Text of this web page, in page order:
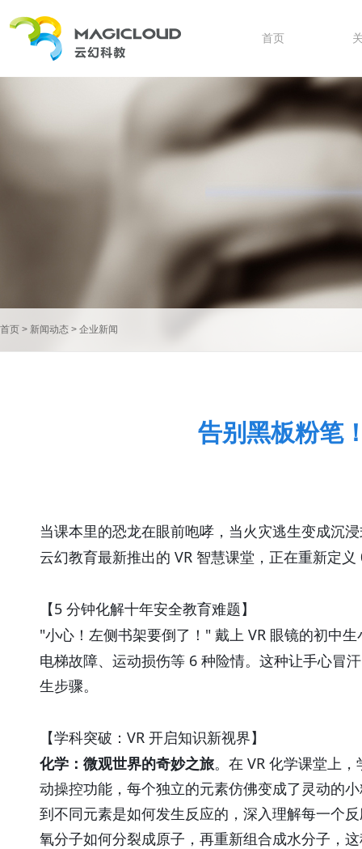
首页
首页 > 新闻动态 > 企业新闻
告别黑板粉笔
当课本里的恐龙在眼前咆哮，当火灾逃生变成沉
云幻教育最新推出的 VR 智慧课堂，正在重新定义
【 5 分钟化解十年安全教育难题】
"小心！左侧书架要倒了！ " 戴上 VR 眼镜的初中
电梯故障、运动损伤等 6 种险情。这种让手心冒
生步骤。
【学科突破： VR 开启知识新视界】
化学：微观世界的奇妙之旅。在 VR 化学课堂上，
动操控功能，每个独立的元素仿佛变成了灵动的
到不同元素是如何发生反应的，深入理解每一个
氧分子如何分裂成原子，再重新组合成水分子，